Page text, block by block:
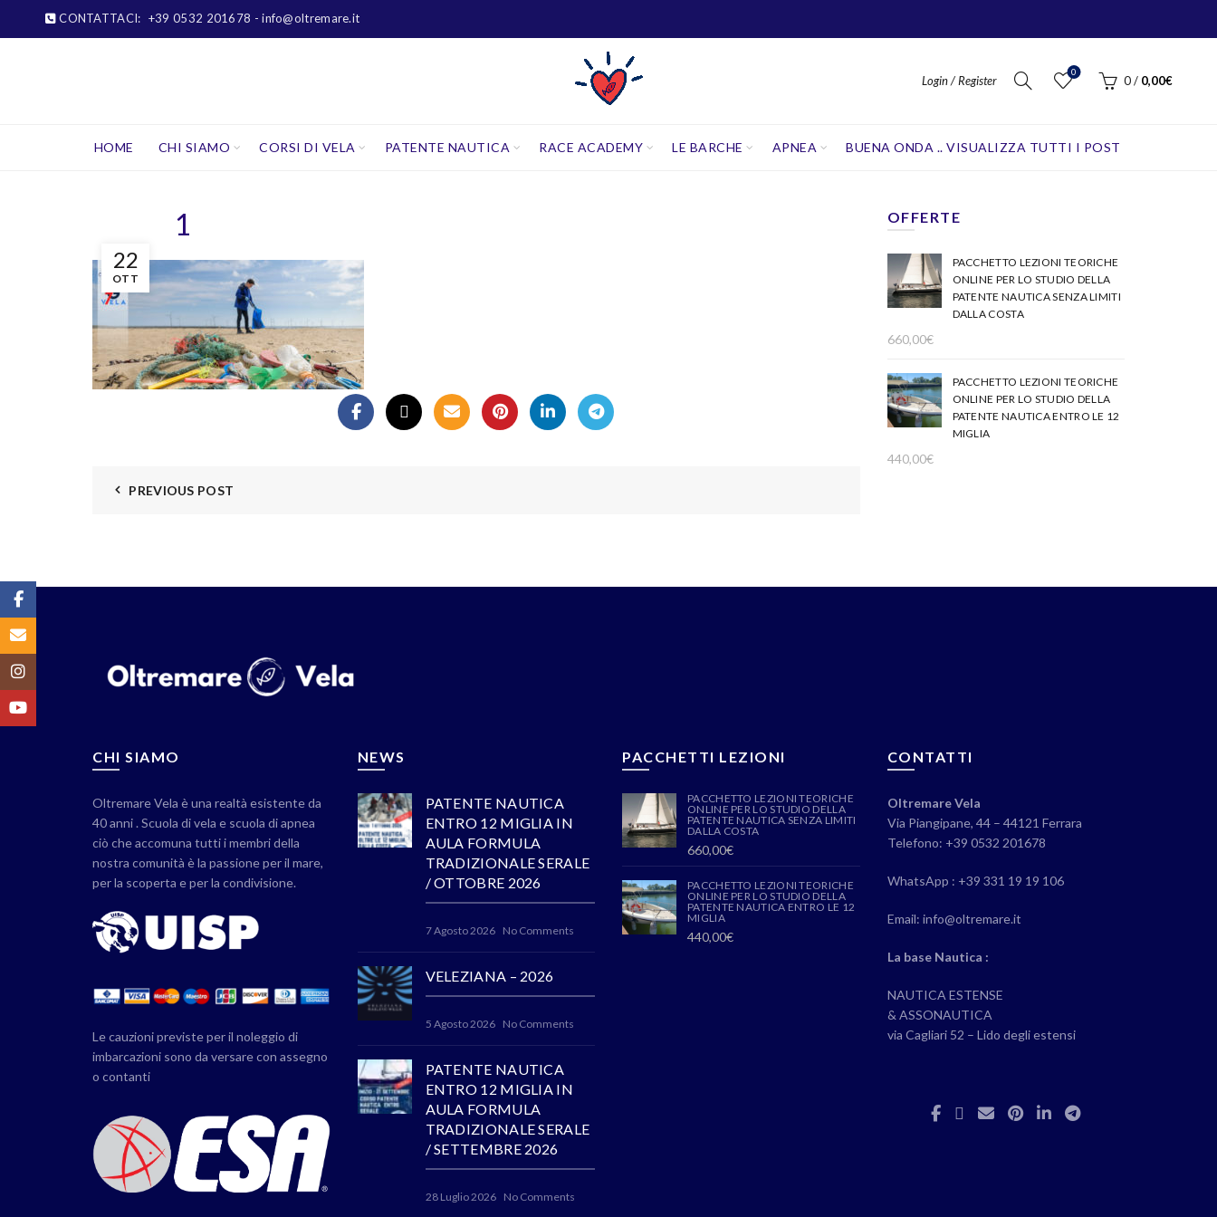
CONTATTACI: +39 0532 201678 - info@oltremare.it
Login / Register
0
0 / 0,00€
HOME CHI SIAMO CORSI DI VELA PATENTE NAUTICA RACE ACADEMY LE BARCHE APNEA BUENA ONDA .. VISUALIZZA TUTTI I POST
22
OTT
1
PREVIOUS POST
OFFERTE
PACCHETTO LEZIONI TEORICHE
ONLINE PER LO STUDIO DELLA
PATENTE NAUTICA SENZA LIMITI
DALLA COSTA
660,00€
PACCHETTO LEZIONI TEORICHE
ONLINE PER LO STUDIO DELLA
PATENTE NAUTICA ENTRO LE 12
MIGLIA
440,00€
CHI SIAMO
Oltremare Vela è una realtà esistente da
40 anni . Scuola di vela e scuola di apnea
ciò che accomuna tutti i membri della
nostra comunità è la passione per il mare,
per la scoperta e per la condivisione.
Le cauzioni previste per il noleggio di
imbarcazioni sono da versare con assegno
o contanti
NEWS
PATENTE NAUTICA
ENTRO 12 MIGLIA IN
AULA FORMULA
TRADIZIONALE SERALE
/ OTTOBRE 2026
7 Agosto 2026 No Comments
VELEZIANA – 2026
5 Agosto 2026 No Comments
PATENTE NAUTICA
ENTRO 12 MIGLIA IN
AULA FORMULA
TRADIZIONALE SERALE
/ SETTEMBRE 2026
28 Luglio 2026 No Comments
PACCHETTI LEZIONI
PACCHETTO LEZIONI TEORICHE
ONLINE PER LO STUDIO DELLA
PATENTE NAUTICA SENZA LIMITI
DALLA COSTA
660,00€
PACCHETTO LEZIONI TEORICHE
ONLINE PER LO STUDIO DELLA
PATENTE NAUTICA ENTRO LE 12
MIGLIA
440,00€
CONTATTI
Oltremare Vela
Via Piangipane, 44 – 44121 Ferrara
Telefono: +39 0532 201678
WhatsApp : +39 331 19 19 106
Email: info@oltremare.it
La base Nautica :
NAUTICA ESTENSE
& ASSONAUTICA
via Cagliari 52 – Lido degli estensi